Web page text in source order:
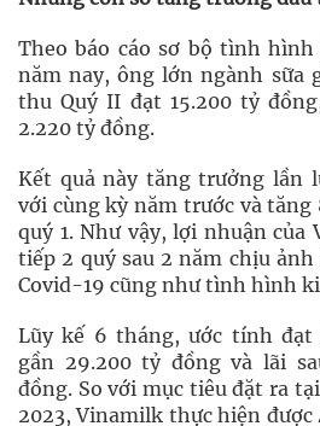
Theo báo cáo sơ bộ tình
năm nay, ông lớn ngành sữa
thu Quý II đạt 15.200 tỷ
2.220 tỷ đồng.
Kết quả này tăng trưởng lần
với cùng kỳ năm trước và tăng
quý 1. Như vậy, lợi nhuận
tiếp 2 quý sau 2 năm chịu
Covid-19 cũng như tình hình
Lũy kế 6 tháng, ước tính đạt
gần 29.200 tỷ đồng và lãi
đồng. So với mục tiêu đặt ra
2023, Vinamilk thực hiện được